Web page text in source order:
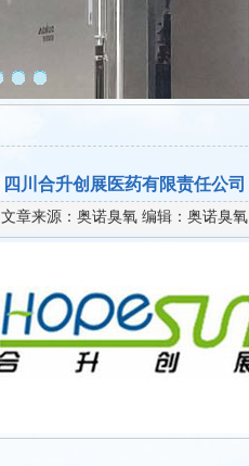
四川合升创展医药有限责任公司
文章来源：奥诺臭氧 编辑：奥诺臭氧